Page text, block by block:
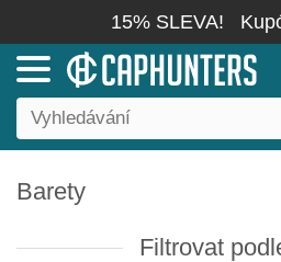
15% SLEVA!
Barety
Filtrovat